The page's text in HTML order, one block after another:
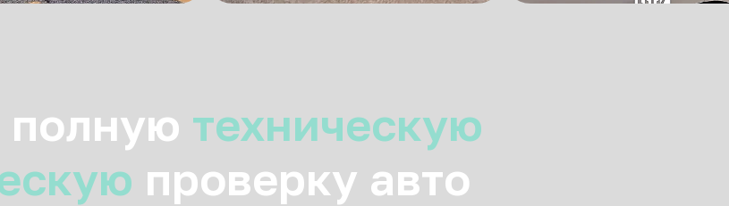
техническую
проверку авто